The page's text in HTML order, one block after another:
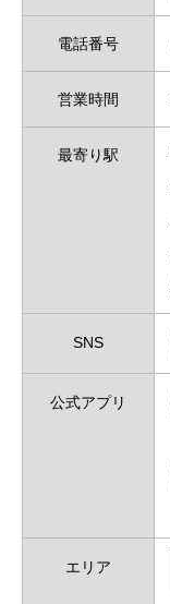
電話番号
営業時間
最寄り駅
SNS
公式アプリ
エリア